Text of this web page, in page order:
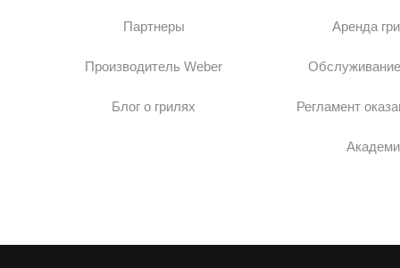
Партнеры
Производитель Weber
Блог о грилях
Аренда
Регламент